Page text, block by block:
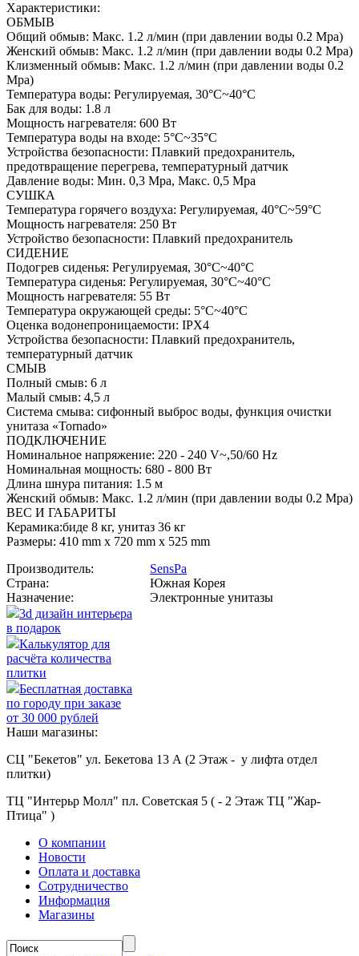
Характеристики:
ОБМЫВ
Общий обмыв: Макс. 1.2 л/мин (при давлении воды 0.2 Mpa)
Женский обмыв: Макс. 1.2 л/мин (при давлении воды 0.2 Mpa)
Клизменный обмыв: Макс. 1.2 л/мин (при давлении воды 0.2
Mpa)
Температура воды: Регулируемая, 30°C~40°C
Бак для воды: 1.8 л
Мощность нагревателя: 600 Вт
Температура воды на входе: 5°C~35°C
Устройства безопасности: Плавкий предохранитель,
предотвращение перегрева, температурный датчик
Давление воды: Мин. 0,3 Mpa, Макс. 0,5 Mpa
СУШКА
Температура горячего воздуха: Регулируемая, 40°C~59°C
Мощность нагревателя: 250 Вт
Устройство безопасности: Плавкий предохранитель
СИДЕНИЕ
Подогрев сиденья: Регулируемая, 30°C~40°C
Температура сиденья: Регулируемая, 30°C~40°C
Мощность нагревателя: 55 Вт
Температура окружающей среды: 5°C~40°C
Оценка водонепроницаемости: IPX4
Устройства безопасности: Плавкий предохранитель,
температурный датчик
СМЫВ
Полный смыв: 6 л
Малый смыв: 4,5 л
Система смыва: cифонный выброс воды, функция очистки
унитаза «Tornado»
ПОДКЛЮЧЕНИЕ
Номинальное напряжение: 220 - 240 V~,50/60 Hz
Номинальная мощность: 680 - 800 Вт
Длина шнура питания: 1.5 м
Женский обмыв: Макс. 1.2 л/мин (при давлении воды 0.2 Mpa)
ВЕС И ГАБАРИТЫ
Керамика:биде 8 кг, унитаз 36 кг
Размеры: 410 mm x 720 mm x 525 mm
Производитель:
SensPa
Страна:
Южная Корея
Назначение:
Электронные унитазы
3d дизайн интерьера
в подарок
Калькулятор для
расчёта количества
плитки
Бесплатная доставка
по городу при заказе
от 30 000 рублей
Наши магазины:
СЦ "Бекетов" ул. Бекетова 13 А (2 Этаж - у лифта отдел
плитки)
ТЦ "Интерьр Молл" пл. Советская 5 ( - 2 Этаж ТЦ "Жар-
Птица" )
О компании
Новости
Оплата и доставка
Сотрудничество
Информация
Магазины